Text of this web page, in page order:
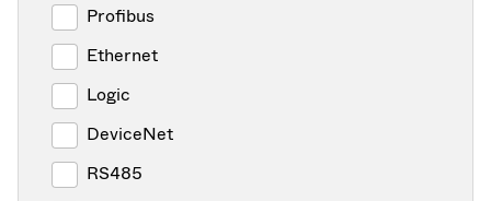
Profibus
Ethernet
Logic
DeviceNet
RS485